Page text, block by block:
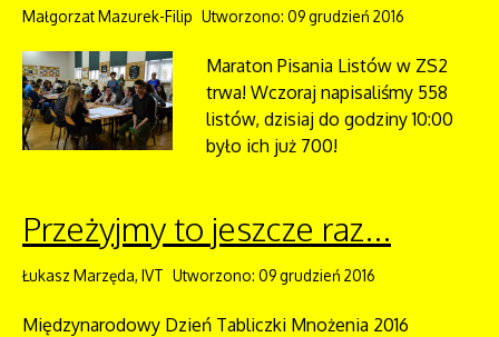
Małgorzat Mazurek-Filip Utworzono: 09 grudzień 2016
Maraton Pisania Listów w ZS2
trwa! Wczoraj napisaliśmy 558
listów, dzisiaj do godziny 10:00
było ich już 700!
Przeżyjmy to jeszcze raz...
Łukasz Marzęda, IVT Utworzono: 09 grudzień 2016
Międzynarodowy Dzień Tabliczki Mnożenia 2016